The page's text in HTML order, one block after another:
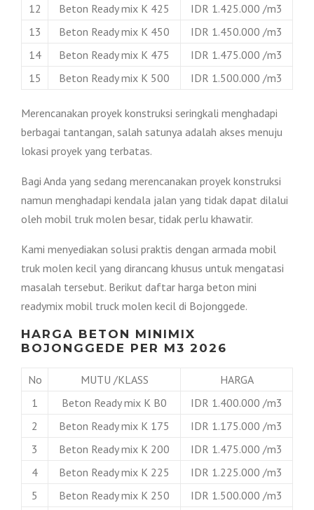
12
Beton Ready mix K 425
IDR 1.425.000 /m3
13
Beton Ready mix K 450
IDR 1.450.000 /m3
14
Beton Ready mix K 475
IDR 1.475.000 /m3
15
Beton Ready mix K 500 IDR 1.500.000 /m3
Merencanakan proyek konstruksi seringkali menghadapi
berbagai tantangan, salah satunya adalah akses menuju
lokasi proyek yang terbatas.
Bagi Anda yang sedang merencanakan proyek konstruksi
namun menghadapi kendala jalan yang tidak dapat dilalui
oleh mobil truk molen besar, tidak perlu khawatir.
Kami menyediakan solusi praktis dengan armada mobil
truk molen kecil yang dirancang khusus untuk mengatasi
masalah tersebut. Berikut daftar harga beton mini
readymix mobil truck molen kecil di Bojonggede.
HARGA BETON MINIMIX
BOJONGGEDE PER M3 2026
No MUTU /KLASS
HARGA
1
Beton Ready mix K B0
IDR 1.400.000 /m3
2
Beton Ready mix K 175
IDR 1.175.000 /m3
3
Beton Ready mix K 200
IDR 1.475.000 /m3
4
Beton Ready mix K 225
IDR 1.225.000 /m3
5
Beton Ready mix K 250
IDR 1.500.000 /m3